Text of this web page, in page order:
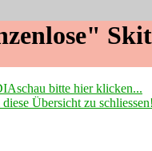
bitte hier klicken...
Übersicht zu